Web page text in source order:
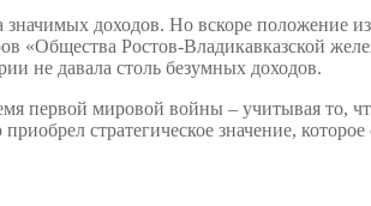
доходов. Но вскоре
«Общества Ростов-Владикавказской
не давала столь безумных доходов.
первой мировой войны – учитывая
стратегическое значение,